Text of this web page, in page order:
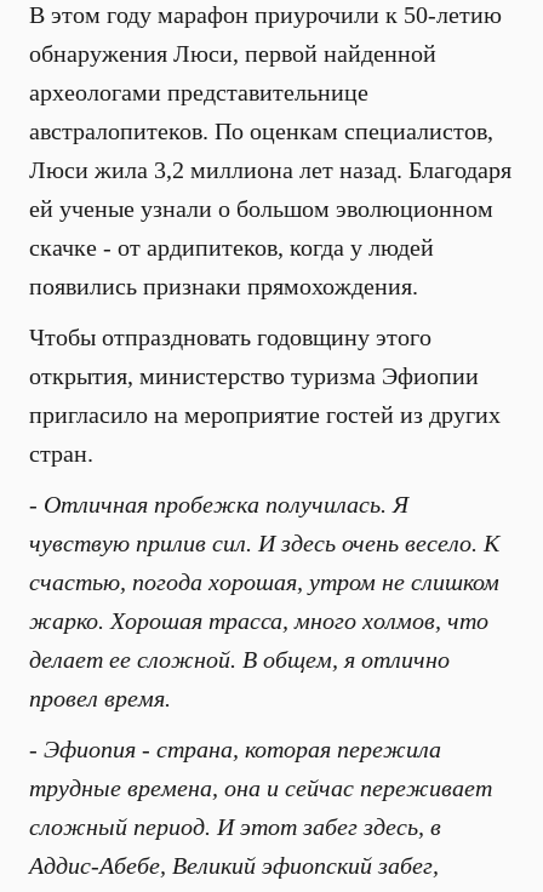
В этом году марафон приурочили к 50-летию
обнаружения Люси, первой найденной
археологами представительнице
австралопитеков. По оценкам специалистов,
Люси жила 3,2 миллиона лет назад. Благодаря
ей ученые узнали о большом эволюционном
скачке - от ардипитеков, когда у людей
появились признаки прямохождения.
Чтобы отпраздновать годовщину этого
открытия, министерство туризма Эфиопии
пригласило на мероприятие гостей из других
стран.
- Отличная пробежка получилась. Я
чувствую прилив сил. И здесь очень весело. К
счастью, погода хорошая, утром не слишком
жарко. Хорошая трасса, много холмов, что
делает ее сложной. В общем, я отлично
провел время.
- Эфиопия - страна, которая пережила
трудные времена, она и сейчас переживает
сложный период. И этот забег здесь, в
Аддис-Абебе, Великий эфиопский забег,